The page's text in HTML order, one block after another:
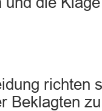
richten
Beklagten